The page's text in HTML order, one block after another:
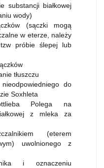
substancji białkowej
wody)
(sączki mogą
w eterze, należy
próbie ślepej lub
tłuszczu
do
Soxhleta
Polega na
z mleka za
(eterem
uwolnionego z
i oznaczeniu